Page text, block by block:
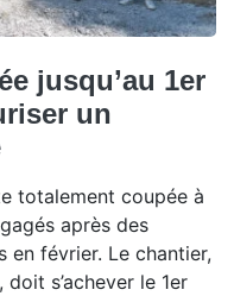
jusqu’au 1er
un
totalement coupée à
après des
en février. Le chantier,
s’achever le 1er